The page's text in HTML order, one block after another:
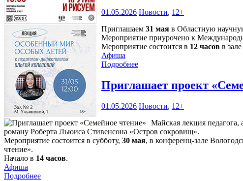
01.05.2026 Новости, 12+
Приглашаем 31 мая в Областную
Мероприятие приурочено к
Мероприятие состоится в 12 часов в
Афиша
Подробнее
Приглашает проект
01.05.2026 Новости, 12+
Майская лекция
роману Роберта Льюиса Стивенсона «Остров сокровищ».
Мероприятие состоится в субботу, 30 мая, в конференц-зале
чтение».
Начало в 14 часов.
Афиша
Подробнее